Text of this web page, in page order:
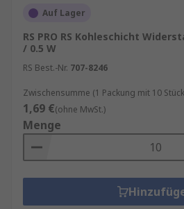
Auf Lager
RS PRO RS Kohleschicht
/ 0.5 W
RS Best.-Nr. 707-8246
Zwischensumme (1 Packung mit 10
1,69 €(ohne MwSt.)
Menge